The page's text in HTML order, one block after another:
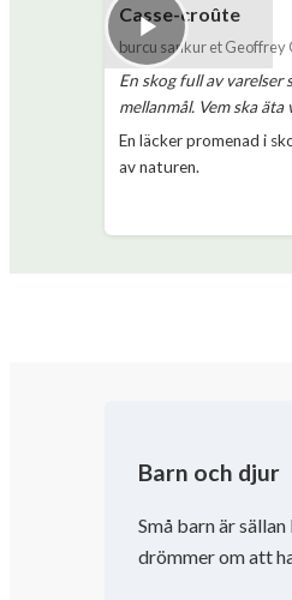
Casse-croûte
burcu sankur et Geoffrey
En skog full av varelser
mellanmål. Vem ska äta
En läcker promenad i
av naturen.
Barn och djur
Små barn är
drömmer om att